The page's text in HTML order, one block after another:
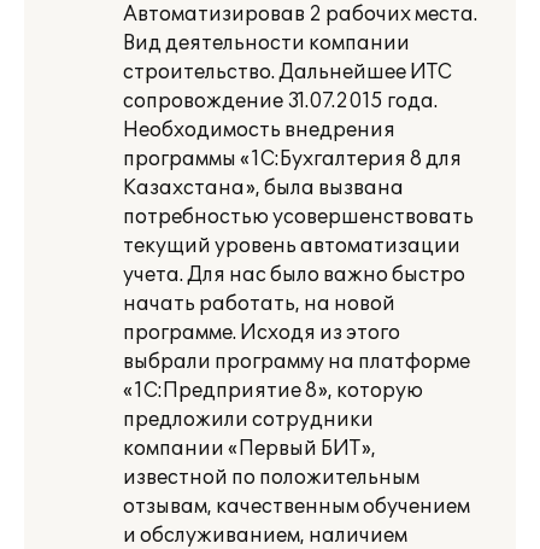
Автоматизировав 2 рабочих места.
Вид деятельности компании
строительство. Дальнейшее ИТС
сопровождение 31.07.2015 года.
Необходимость внедрения
программы «1С:Бухгалтерия 8 для
Казахстана», была вызвана
потребностью усовершенствовать
текущий уровень автоматизации
учета. Для нас было важно быстро
начать работать, на новой
программе. Исходя из этого
выбрали программу на платформе
«1С:Предприятие 8», которую
предложили сотрудники
компании «Первый БИТ»,
известной по положительным
отзывам, качественным обучением
и обслуживанием, наличием